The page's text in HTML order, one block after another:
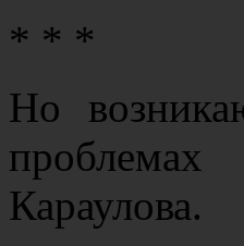
* * *
Но
проблемах
Караулова.